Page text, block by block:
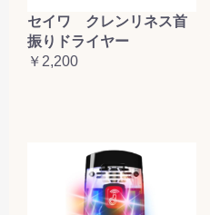
セイワ クレンリネス首
振りドライヤー
￥2,200